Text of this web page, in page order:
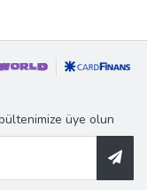
üye olun